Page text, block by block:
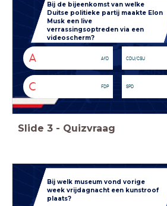
Bij de bijeenkomst van welke
Duitse politieke partij maakte Elon
Musk een live
verrassingsoptreden via een
videoscherm?
A AfD CDU/CSU
C FDP SPD
Slide 3 - Quizvraag
Bij welk museum vond vorige
week vrijdagnacht een kunstroof
plaats?